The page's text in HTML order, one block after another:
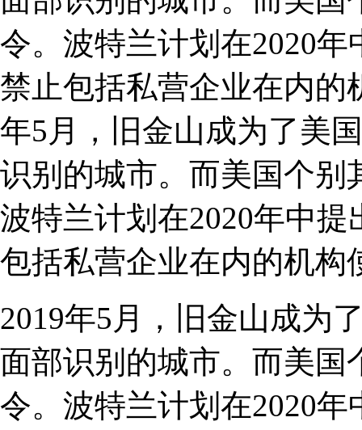
令。波特兰计划在2020
禁止包括私营企业在内的
年5月，旧金山成为了美
识别的城市。而美国个别
波特兰计划在2020年中
包括私营企业在内的机构
2019年5月，旧金山成为
面部识别的城市。而美国
令。波特兰计划在2020